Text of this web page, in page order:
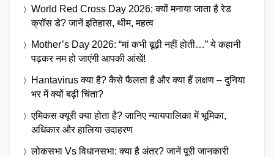
World Red Cross Day 2026: क्यों मनाया जाता है रेड
क्रॉस डे? जानें इतिहास, थीम, महत्व
Mother’s Day 2026: “मां कभी बूढ़ी नहीं होती…” ये कहानी
पढ़कर नम हो जाएंगी आपकी आंखें!
Hantavirus क्या है? कैसे फैलता है और क्या हैं लक्षण – दुनिया
भर में क्यों बढ़ी चिंता?
एमिकस क्यूरी क्या होता है? जानिए न्यायपालिका में भूमिका,
अधिकार और हालिया उदाहरण
लोकसभा Vs विधानसभा: क्या है अंतर? जानें पूरी जानकारी